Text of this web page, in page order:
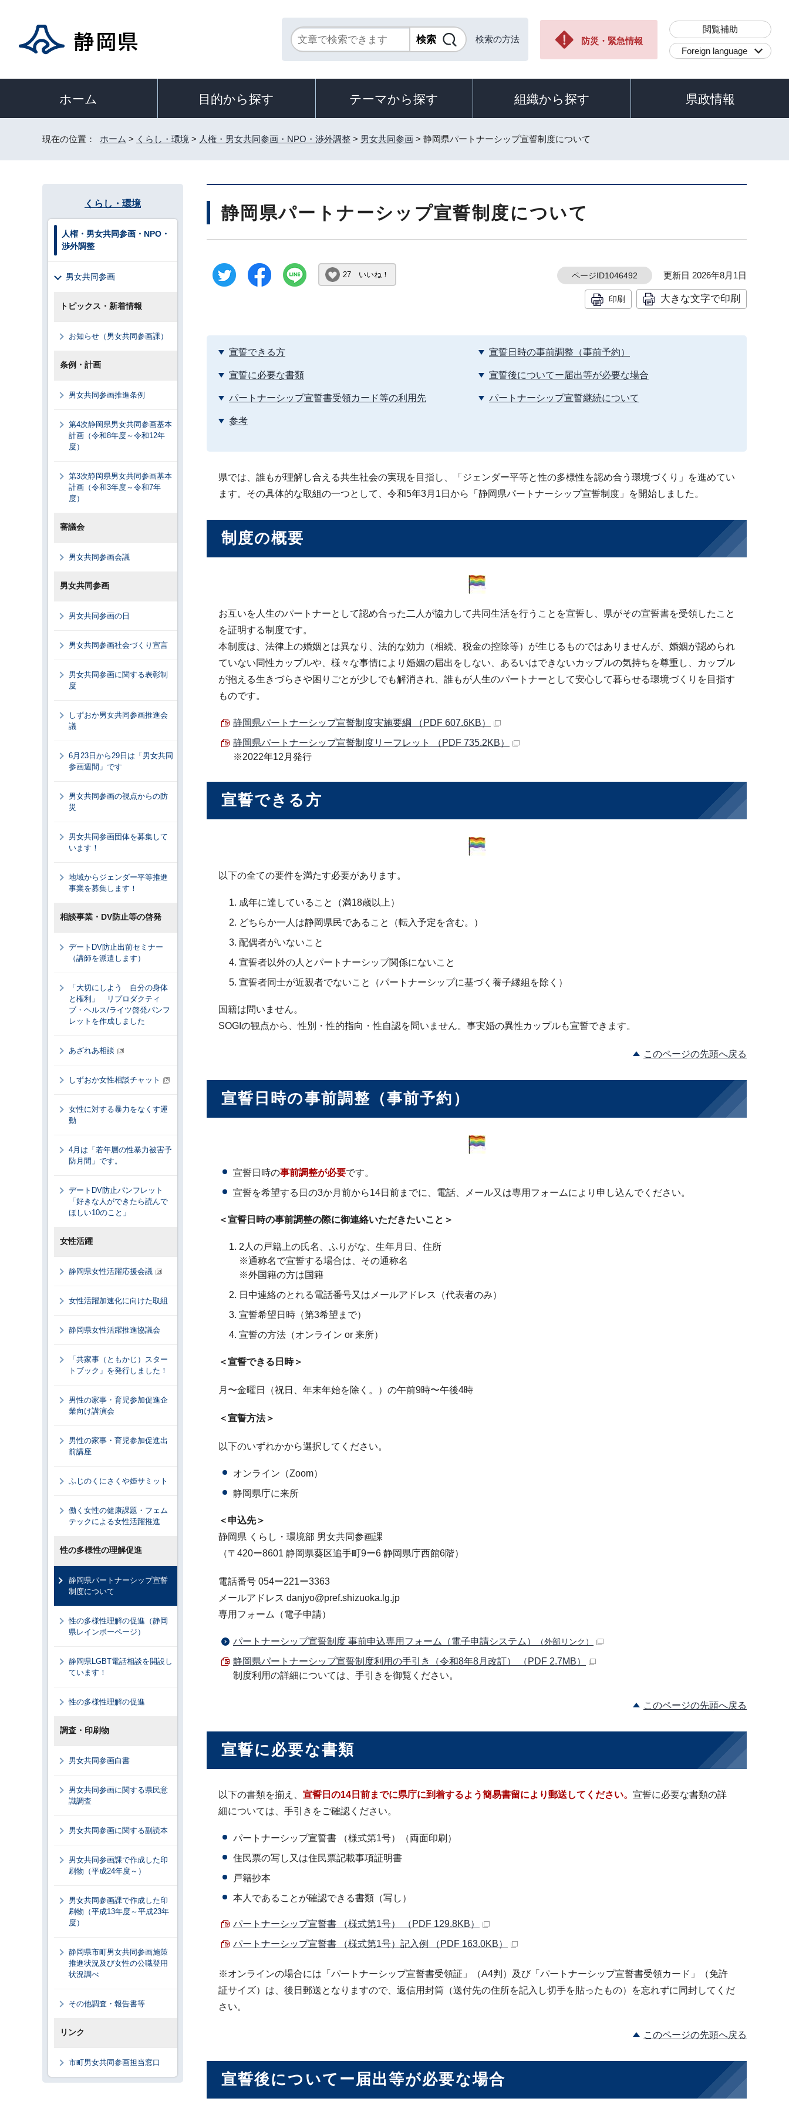
検索の方法 防災・緊急情報
閲覧補助
Foreign language
ホーム 目的から探す テーマから探す 組織から探す 県政情報
現在の位置： ホーム > くらし・環境 > 人権・男女共同参画・NPO・渉外調整 > 男女共同参画 > 静岡県パートナーシップ宣誓制度について
静岡県パートナーシップ宣誓制度について
27 いいね！ ページID1046492 更新日 2026年8月1日
印刷 大きな文字で印刷
宣誓できる方 宣誓日時の事前調整（事前予約）
宣誓に必要な書類 宣誓後についてー届出等が必要な場合
パートナーシップ宣誓書受領カード等の利用先 パートナーシップ宣誓継続について
参考
県では、誰もが理解し合える共生社会の実現を目指し、「ジェンダー平等と性の多様性を認め合う環境づくり」を進めてい
ます。その具体的な取組の一つとして、令和5年3月1日から「静岡県パートナーシップ宣誓制度」を開始しました。
制度の概要
お互いを人生のパートナーとして認め合った二人が協力して共同生活を行うことを宣誓し、県がその宣誓書を受領したこと
を証明する制度です。
本制度は、法律上の婚姻とは異なり、法的な効力（相続、税金の控除等）が生じるものではありませんが、婚姻が認められ
ていない同性カップルや、様々な事情により婚姻の届出をしない、あるいはできないカップルの気持ちを尊重し、カップル
が抱える生きづらさや困りごとが少しでも解消され、誰もが人生のパートナーとして安心して暮らせる環境づくりを目指す
ものです。
静岡県パートナーシップ宣誓制度実施要綱 （PDF 607.6KB）
静岡県パートナーシップ宣誓制度リーフレット （PDF 735.2KB）
※2022年12月発行
宣誓できる方
以下の全ての要件を満たす必要があります。
成年に達していること（満18歳以上）
どちらか一人は静岡県民であること（転入予定を含む。）
配偶者がいないこと
宣誓者以外の人とパートナーシップ関係にないこと
宣誓者同士が近親者でないこと（パートナーシップに基づく養子縁組を除く）
国籍は問いません。
SОGIの観点から、性別・性的指向・性自認を問いません。事実婚の異性カップルも宣誓できます。
このページの先頭へ戻る
宣誓日時の事前調整（事前予約）
宣誓日時の事前調整が必要です。
宣誓を希望する日の3か月前から14日前までに、電話、メール又は専用フォームにより申し込んでください。
＜宣誓日時の事前調整の際に御連絡いただきたいこと＞
2人の戸籍上の氏名、ふりがな、生年月日、住所
※通称名で宣誓する場合は、その通称名
※外国籍の方は国籍
日中連絡のとれる電話番号又はメールアドレス（代表者のみ）
宣誓希望日時（第3希望まで）
宣誓の方法（オンライン or 来所）
＜宣誓できる日時＞
月〜金曜日（祝日、年末年始を除く。）の午前9時〜午後4時
＜宣誓方法＞
以下のいずれかから選択してください。
オンライン（Zoom）
静岡県庁に来所
＜申込先＞
静岡県 くらし・環境部 男女共同参画課
（〒420ー8601 静岡県葵区追手町9ー6 静岡県庁西館6階）
電話番号 054ー221ー3363
メールアドレス danjyo@pref.shizuoka.lg.jp
専用フォーム（電子申請）
パートナーシップ宣誓制度 事前申込専用フォーム（電子申請システム） （外部リンク）
静岡県パートナーシップ宣誓制度利用の手引き（令和8年8月改訂） （PDF 2.7MB）
制度利用の詳細については、手引きを御覧ください。
このページの先頭へ戻る
宣誓に必要な書類
以下の書類を揃え、 宣誓日の14日前までに県庁に到着するよう簡易書留により郵送してください。 宣誓に必要な書類の詳
細については、手引きをご確認ください。
パートナーシップ宣誓書 （様式第1号）（両面印刷）
住民票の写し又は住民票記載事項証明書
戸籍抄本
本人であることが確認できる書類（写し）
パートナーシップ宣誓書 （様式第1号） （PDF 129.8KB）
パートナーシップ宣誓書 （様式第1号）記入例 （PDF 163.0KB）
※オンラインの場合には「パートナーシップ宣誓書受領証」（A4判）及び「パートナーシップ宣誓書受領カード」（免許
証サイズ）は、後日郵送となりますので、返信用封筒（送付先の住所を記入し切手を貼ったもの）を忘れずに同封してくだ
さい。
このページの先頭へ戻る
宣誓後についてー届出等が必要な場合
くらし・環境
人権・男女共同参画・NPO・
渉外調整
男女共同参画
トピックス・新着情報
お知らせ（男女共同参画課）
条例・計画
男女共同参画推進条例
第4次静岡県男女共同参画基本
計画（令和8年度～令和12年
度）
第3次静岡県男女共同参画基本
計画（令和3年度～令和7年
度）
審議会
男女共同参画会議
男女共同参画
男女共同参画の日
男女共同参画社会づくり宣言
男女共同参画に関する表彰制
度
しずおか男女共同参画推進会
議
6月23日から29日は「男女共同
参画週間」です
男女共同参画の視点からの防
災
男女共同参画団体を募集して
います！
地域からジェンダー平等推進
事業を募集します！
相談事業・DV防止等の啓発
デートDV防止出前セミナー
（講師を派遣します）
「大切にしよう 自分の身体
と権利」 リプロダクティ
ブ・ヘルス/ライツ啓発パンフ
レットを作成しました
あざれあ相談
しずおか女性相談チャット
女性に対する暴力をなくす運
動
4月は「若年層の性暴力被害予
防月間」です。
デートDV防止パンフレット
「好きな人ができたら読んで
ほしい10のこと」
女性活躍
静岡県女性活躍応援会議
女性活躍加速化に向けた取組
静岡県女性活躍推進協議会
「共家事（ともかじ）スター
トブック」を発行しました！
男性の家事・育児参加促進企
業向け講演会
男性の家事・育児参加促進出
前講座
ふじのくにさくや姫サミット
働く女性の健康課題・フェム
テックによる女性活躍推進
性の多様性の理解促進
静岡県パートナーシップ宣誓
制度について
性の多様性理解の促進（静岡
県レインボーページ）
静岡県LGBT電話相談を開設し
ています！
性の多様性理解の促進
調査・印刷物
男女共同参画白書
男女共同参画に関する県民意
識調査
男女共同参画に関する副読本
男女共同参画課で作成した印
刷物（平成24年度～）
男女共同参画課で作成した印
刷物（平成13年度～平成23年
度）
静岡県市町男女共同参画施策
推進状況及び女性の公職登用
状況調べ
その他調査・報告書等
リンク
市町男女共同参画担当窓口